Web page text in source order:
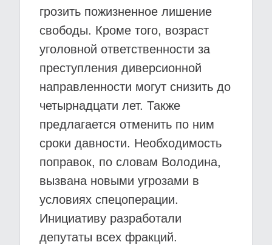
грозить пожизненное лишение
свободы. Кроме того, возраст
уголовной ответственности за
преступления диверсионной
направленности могут снизить до
четырнадцати лет. Также
предлагается отменить по ним
сроки давности. Необходимость
поправок, по словам Володина,
вызвана новыми угрозами в
условиях спецоперации.
Инициативу разработали
депутаты всех фракций.